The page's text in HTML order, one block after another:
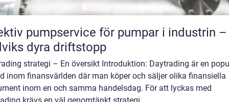
pumpservice för pumpar i industrin
dyra driftstopp
strategi – En översikt Introduktion: Daytrading är en
inom finansvärlden där man köper och säljer olika finansiella
inom en och samma handelsdag. För att lyckas med